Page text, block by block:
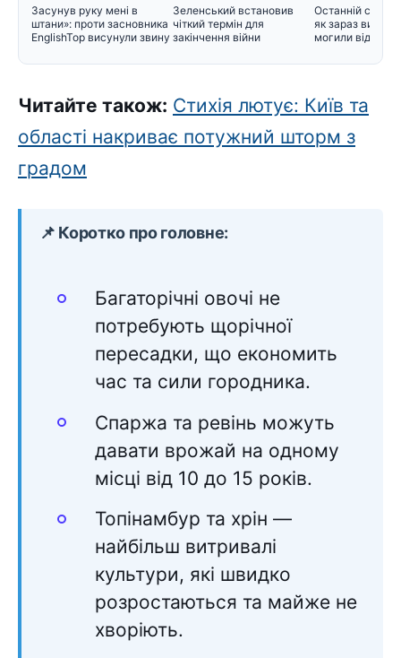
Засунув руку мені в
штани»: проти засновника
EnglishTop висунули звину
Зеленський встановив
чіткий термін для
закінчення війни
Останній
як зараз
могили відомих
Читайте також: Стихія лютує: Київ та
області накриває потужний шторм з
градом
📌 Коротко про головне:
Багаторічні овочі не
потребують щорічної
пересадки, що економить
час та сили городника.
Спаржа та ревінь можуть
давати врожай на одному
місці від 10 до 15 років.
Топінамбур та хрін —
найбільш витривалі
культури, які швидко
розростаються та майже не
хворіють.